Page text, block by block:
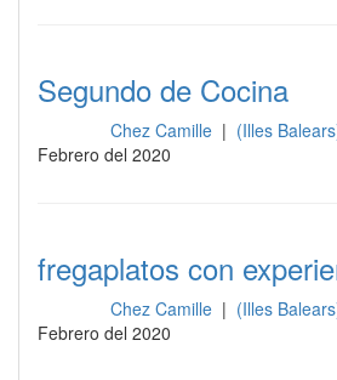
Segundo de Cocina
Chez Camille | (Illes
Febrero del 2020
fregaplatos con
Chez Camille | (Illes
Febrero del 2020